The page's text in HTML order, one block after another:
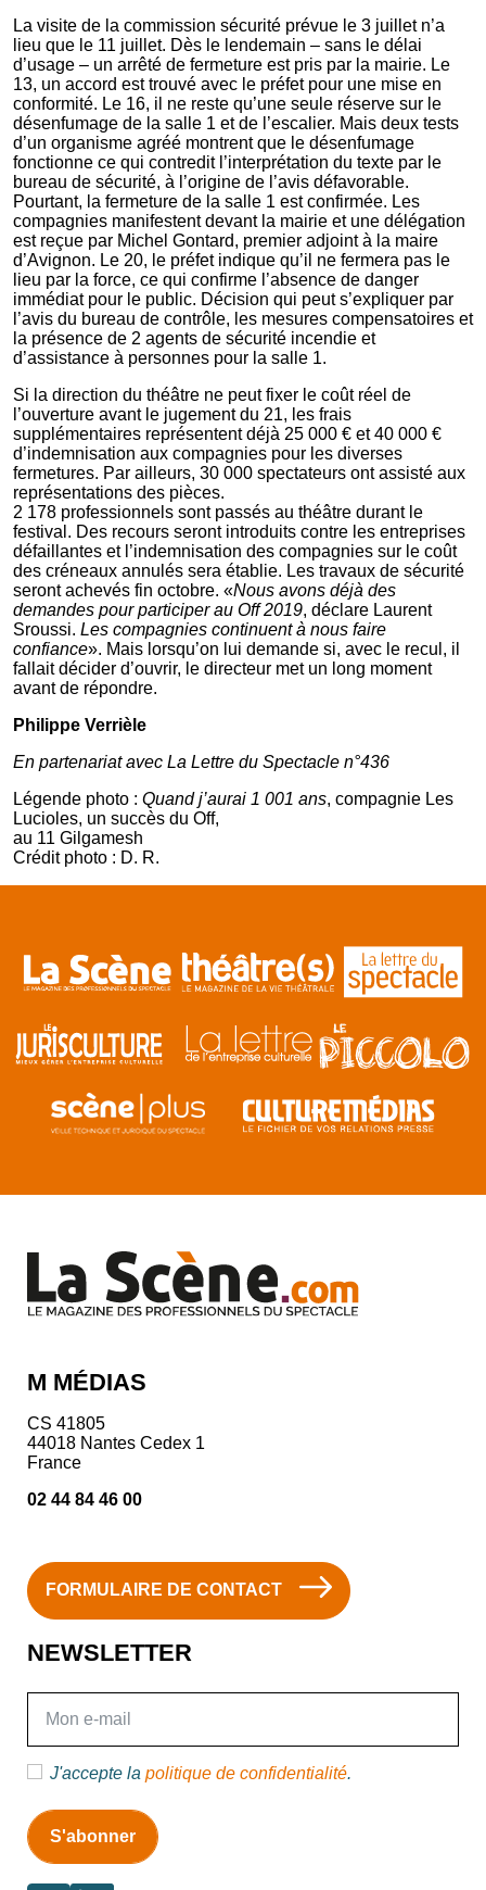
La visite de la commission sécurité prévue le 3 juillet n’a
lieu que le 11 juillet. Dès le lendemain – sans le délai
d’usage – un arrêté de fermeture est pris par la mairie. Le
13, un accord est trouvé avec le préfet pour une mise en
conformité. Le 16, il ne reste qu’une seule réserve sur le
désenfumage de la salle 1 et de l’escalier. Mais deux tests
d’un organisme agréé montrent que le désenfumage
fonctionne ce qui contredit l’interprétation du texte par le
bureau de sécurité, à l’origine de l’avis défavorable.
Pourtant, la fermeture de la salle 1 est confirmée. Les
compagnies manifestent devant la mairie et une délégation
est reçue par Michel Gontard, premier adjoint à la maire
d’Avignon. Le 20, le préfet indique qu’il ne fermera pas le
lieu par la force, ce qui confirme l’absence de danger
immédiat pour le public. Décision qui peut s’expliquer par
l’avis du bureau de contrôle, les mesures compensatoires et
la présence de 2 agents de sécurité incendie et
d’assistance à personnes pour la salle 1.
Si la direction du théâtre ne peut fixer le coût réel de
l’ouverture avant le jugement du 21, les frais
supplémentaires représentent déjà 25 000 € et 40 000 €
d’indemnisation aux compagnies pour les diverses
fermetures. Par ailleurs, 30 000 spectateurs ont assisté aux
représentations des pièces.
2 178 professionnels sont passés au théâtre durant le
festival. Des recours seront introduits contre les entreprises
défaillantes et l’indemnisation des compagnies sur le coût
des créneaux annulés sera établie. Les travaux de sécurité
seront achevés fin octobre. «Nous avons déjà des
demandes pour participer au Off 2019, déclare Laurent
Sroussi. Les compagnies continuent à nous faire
confiance». Mais lorsqu’on lui demande si, avec le recul, il
fallait décider d’ouvrir, le directeur met un long moment
avant de répondre.
Philippe Verrièle
En partenariat avec La Lettre du Spectacle n°436
Légende photo : Quand j’aurai 1 001 ans, compagnie Les
Lucioles, un succès du Off,
au 11 Gilgamesh
Crédit photo : D. R.
M MÉDIAS
CS 41805
44018 Nantes Cedex 1
France
02 44 84 46 00
FORMULAIRE DE CONTACT
NEWSLETTER
J'accepte la politique de confidentialité.